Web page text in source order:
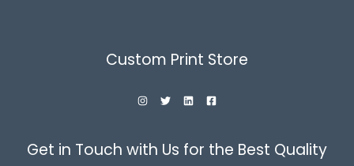
Custom Print Store
Get in Touch with Us for the Best Quality